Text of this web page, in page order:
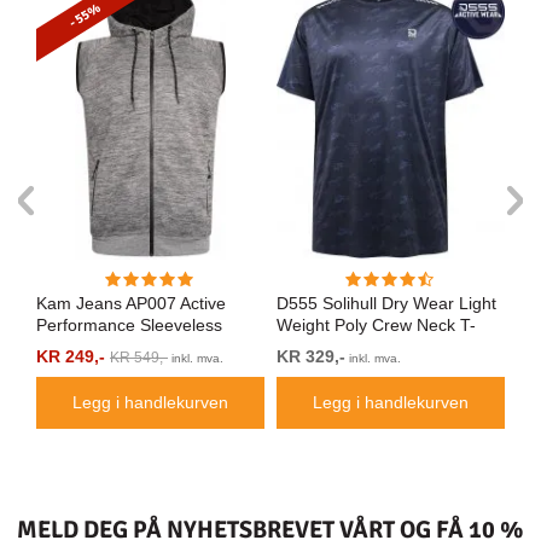
Kam Jeans AP007 Active
Performance Sleeveless
Hoody Grey
- 55%
KR 249,- KR 549,- inkl. mva.
Legg i handlekurven
D555 Solihull Dry Wear Light
Weight Poly Crew Neck T-
Shirt Navy
KR 329,- inkl. mva.
Legg i handlekurven
MELD DEG PÅ NYHETSBREVET VÅRT OG FÅ 10 %